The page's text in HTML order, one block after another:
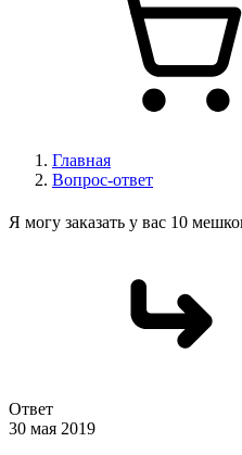
Главная
Вопрос-ответ
Я могу заказать у вас 10
Ответ
30 мая 2019